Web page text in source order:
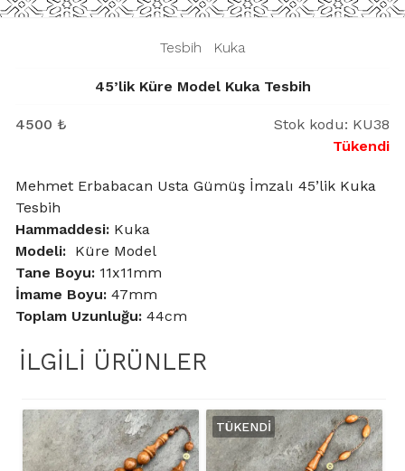
Tesbih Kuka|
45’lik Küre Model Kuka Tesbih
4500 ₺ Stok kodu: KU38
Tükendi
Mehmet Erbabacan Usta Gümüş İmzalı 45’lik Kuka
Tesbih
Hammaddesi: Kuka
Modeli: Küre Model
Tane Boyu: 11x11mm
İmame Boyu: 47mm
Toplam Uzunluğu: 44cm
İLGILI ÜRÜNLER
TÜKENDI